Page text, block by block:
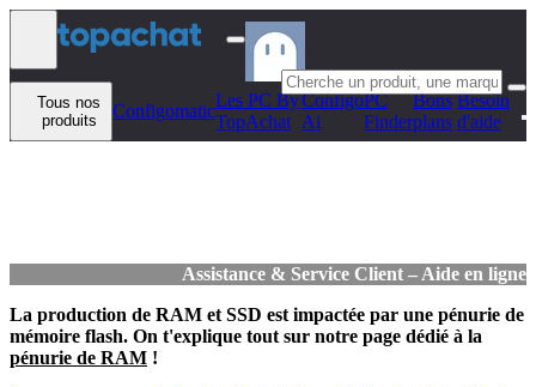
Aller au contenu
Tous nos
produits
Configomatic
Les PC By
TopAchat
Configo
Ai
PC
Finder
Bons
plans
Besoin
d'aide
Assistance & Service Client – Aide en ligne
La production de RAM et SSD est impactée par une pénurie de
mémoire flash. On t'explique tout sur notre page dédié à la
pénurie de RAM !